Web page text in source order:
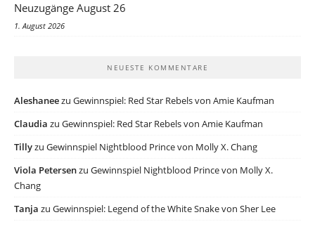
Neuzugänge August 26
1. August 2026
NEUESTE KOMMENTARE
Aleshaneezu Gewinnspiel: Red Star Rebels von Amie Kaufman
Claudia zu Gewinnspiel: Red Star Rebels von Amie Kaufman
Tillyzu Gewinnspiel Nightblood Prince von Molly X. Chang
Viola Petersenzu Gewinnspiel Nightblood Prince von Molly X.
Chang
Tanja zu Gewinnspiel: Legend of the White Snake von Sher Lee